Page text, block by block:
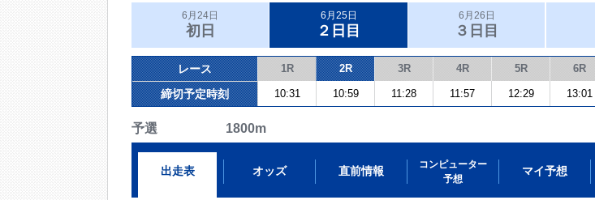
6月24日
初日
6月25日
２日目
6月26日
３日目
レース 1R 2R 3R 4R 5R 6R
締切予定時刻 10:31 10:59 11:28 11:57 12:29 13:01
予選 1800m
出走表 オッズ 直前情報
コンピューター
予想
マイ予想